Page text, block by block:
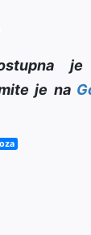
je na